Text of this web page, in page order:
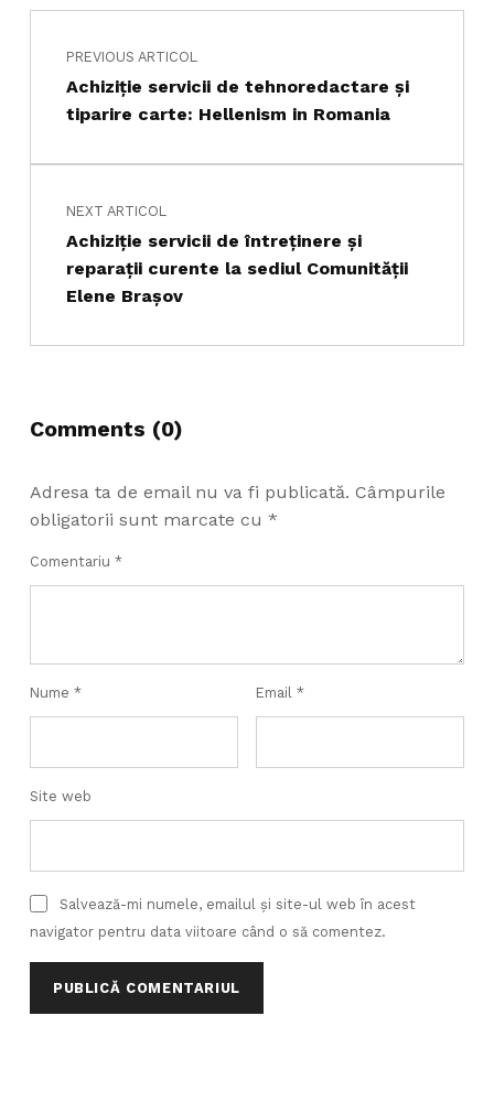
Skip back to main navigation
Navigare în articole
PREVIOUS ARTICOL
Achiziţie servicii de tehnoredactare şi
tiparire carte: Hellenism in Romania
NEXT ARTICOL
Achiziţie servicii de întreţinere şi
reparaţii curente la sediul Comunităţii
Elene Braşov
Comments (0)
Adresa ta de email nu va fi publicată. Câmpurile
obligatorii sunt marcate cu *
Comentariu *
Nume * Email *
Site web
Salvează-mi numele, emailul și site-ul web în acest
navigator pentru data viitoare când o să comentez.